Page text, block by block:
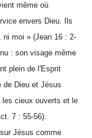
même où
envers Dieu. Ils
ni moi » (Jean 16 : 2-
: son visage même
plein de l'Esprit
Dieu et Jésus
cieux ouverts et le
7 : 55-56).
Jésus comme